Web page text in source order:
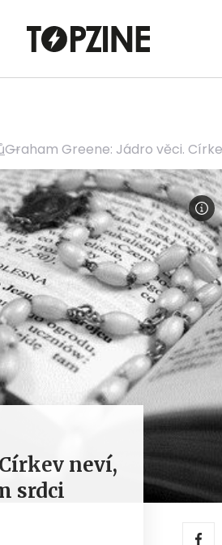
Graham Greene: Jádro věci.
neví,
srdci